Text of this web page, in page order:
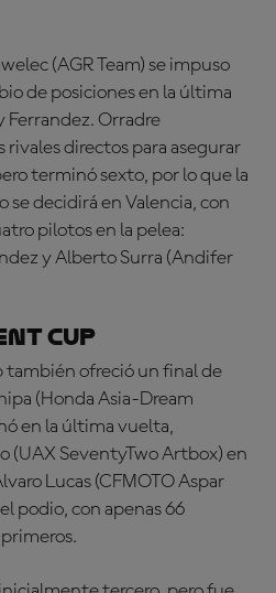
(AGR Team) se impuso
de posiciones en la última
Ferrandez. Orradre
rivales directos para asegurar
terminó sexto, por lo que la
se decidirá en Valencia, con
pilotos en la pelea:
y Alberto Surra (Andifer
Cup
también ofreció un final de
(Honda Asia-Dream
en la última vuelta,
(UAX SeventyTwo Artbox) en
Lucas (CFMOTO Aspar
podio, con apenas 66